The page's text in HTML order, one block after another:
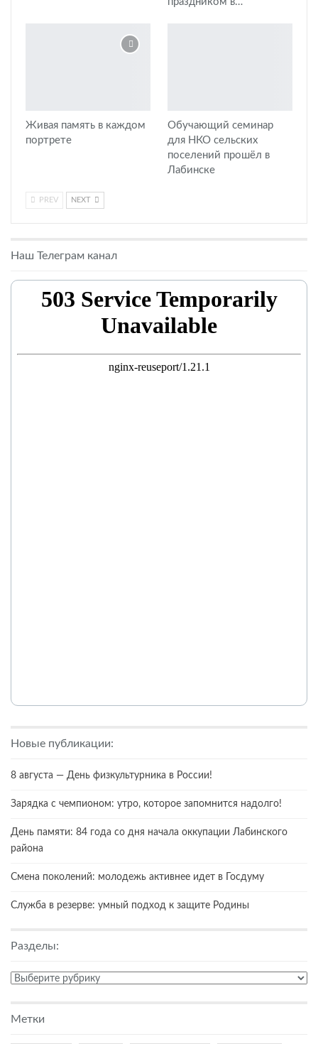
Живая память в каждом
портрете
Обучающий семинар
для НКО сельских
поселений прошёл в
Лабинске
PREV NEXT
Наш Телеграм канал
Новые публикации:
8 августа — День физкультурника в России!
Зарядка с чемпионом: утро, которое запомнится надолго!
День памяти: 84 года со дня начала оккупации Лабинского
района
Смена поколений: молодежь активнее идет в Госдуму
Служба в резерве: умный подход к защите Родины
Разделы:
Разделы:
Метки